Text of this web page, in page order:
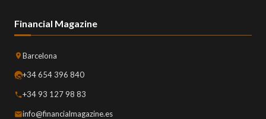
Financial Magazine
Barcelona
+34 654 396 840
+34 93 127 98 83
info@financialmagazine.es